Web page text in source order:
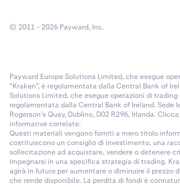
© 2011 - 2026 Payward, Inc.
Payward Europe Solutions Limited, che esegue
"Kraken", è regolamentata dalla Central Bank of
Solutions Limited, che esegue operazioni di trading
regolamentata dalla Central Bank of Ireland. Sede
Rogerson’s Quay, Dublino, D02 R296, Irlanda. Clicca
informative correlate.
Questi materiali vengono forniti a mero titolo
costituiscono un consiglio di investimento, una
sollecitazione ad acquistare, vendere o detenere
impegnarsi in una specifica strategia di trading.
agirà in futuro per aumentare o diminuire il prezzo
che rende disponibile. La perdita di fondi è